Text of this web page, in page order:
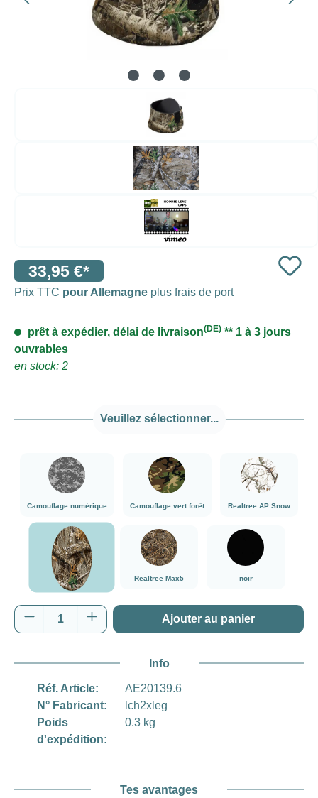
33,95 €*
Prix TTC pour Allemagne plus frais de port
prêt à expédier, délai de livraison(DE) ** 1 à 3 jours
ouvrables
en stock: 2
Veuillez sélectionner...
Camouflage numérique
###Camouflage numérique###LensCoat
Camouflage vert forêt
###Camouflage vert forêt###LensCoat
Realtree AP Snow
###Realtree AP
Realtree Edge
###Realtree Edge###LensCoat
Realtree Max5
###Realtree Max5###LensCoat
noir
Quantité de produit : Entrez la quantité
Ajouter au panier
Info
Réf. Article:
AE20139.6
N° Fabricant:
lch2xleg
Poids
d'expédition:
0.3 kg
Tes avantages